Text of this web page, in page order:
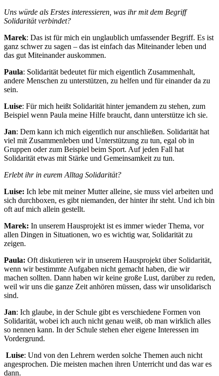
Uns würde als Erstes interessieren, was ihr mit dem Begriff
Solidarität verbindet?
Marek: Das ist für mich ein unglaublich umfassender Begriff. Es ist
ganz schwer zu sagen – das ist einfach das Miteinander leben und
das gut Miteinander auskommen.
Paula: Solidarität bedeutet für mich eigentlich Zusammenhalt,
andere Menschen zu unterstützen, zu helfen und für einander da zu
sein.
Luise: Für mich heißt Solidarität hinter jemandem zu stehen, zum
Beispiel wenn Paula meine Hilfe braucht, dann unterstütze ich sie.
Jan: Dem kann ich mich eigentlich nur anschließen. Solidarität hat
viel mit Zusammenleben und Unterstützung zu tun, egal ob in
Gruppen oder zum Beispiel beim Sport. Auf jeden Fall hat
Solidarität etwas mit Stärke und Gemeinsamkeit zu tun.
Erlebt ihr in eurem Alltag Solidarität?
Luise: Ich lebe mit meiner Mutter alleine, sie muss viel arbeiten und
sich durchboxen, es gibt niemanden, der hinter ihr steht. Und ich bin
oft auf mich allein gestellt.
Marek: In unserem Hausprojekt ist es immer wieder Thema, vor
allen Dingen in Situationen, wo es wichtig war, Solidarität zu
zeigen.
Paula: Oft diskutieren wir in unserem Hausprojekt über Solidarität,
wenn wir bestimmte Aufgaben nicht gemacht haben, die wir
machen sollten. Dann haben wir keine große Lust, darüber zu reden,
weil wir uns die ganze Zeit anhören müssen, dass wir unsolidarisch
sind.
Jan: Ich glaube, in der Schule gibt es verschiedene Formen von
Solidarität, wobei ich auch nicht genau weiß, ob man wirklich alles
so nennen kann. In der Schule stehen eher eigene Interessen im
Vordergrund.
Luise: Und von den Lehrern werden solche Themen auch nicht
angesprochen. Die meisten machen ihren Unterricht und das war es
dann.